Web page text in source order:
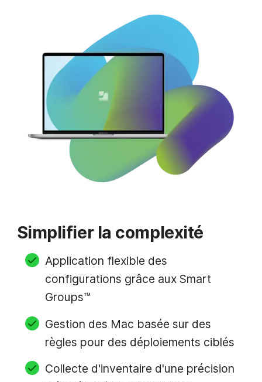
Simplifier la complexité
Application flexible des
configurations grâce aux Smart
Groups™
Gestion des Mac basée sur des
règles pour des déploiements ciblés
Collecte d'inventaire d'une précision